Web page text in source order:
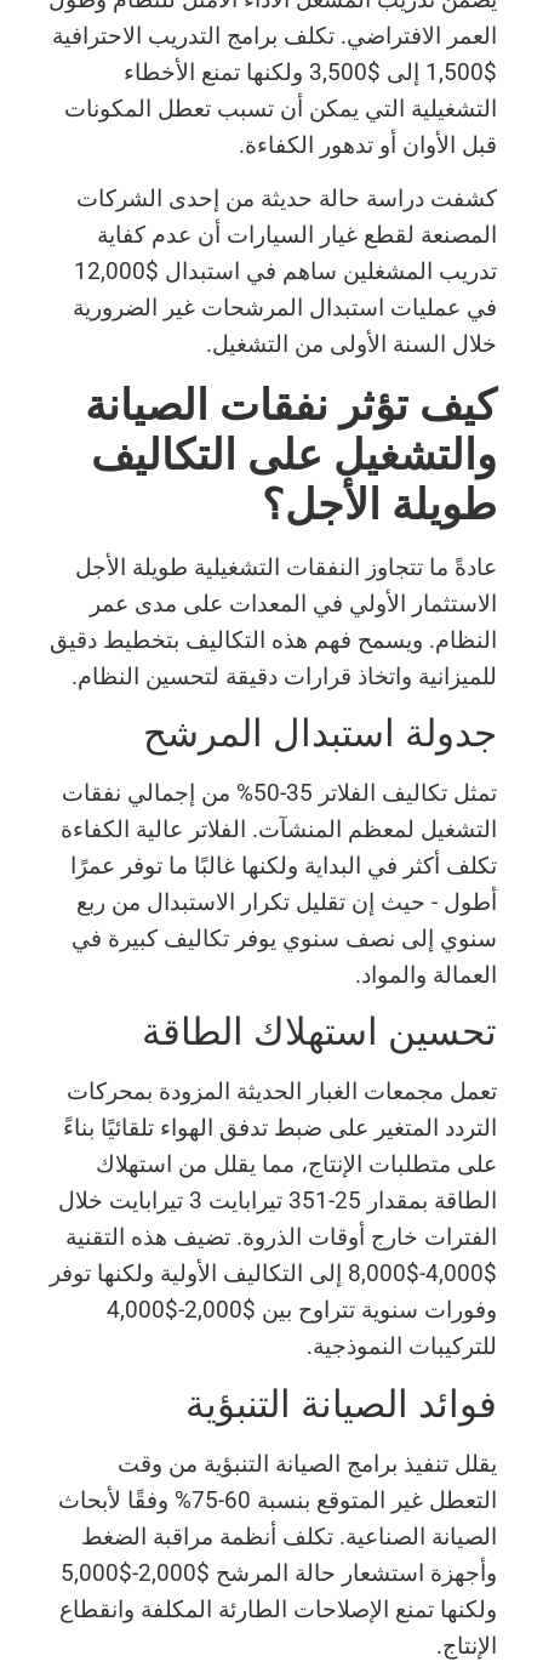
العمر الافتراضي. تكلف برامج التدريب الاحترافية
$1,500 إلى $3,500 ولكنها تمنع الأخطاء
التشغيلية التي يمكن أن تسبب تعطل المكونات
قبل الأوان أو تدهور الكفاءة.
كشفت دراسة حالة حديثة من إحدى الشركات
المصنعة لقطع غيار السيارات أن عدم كفاية
تدريب المشغلين ساهم في استبدال $12,000
في عمليات استبدال المرشحات غير الضرورية
خلال السنة الأولى من التشغيل.
كيف تؤثر نفقات الصيانة
والتشغيل على التكاليف
طويلة الأجل؟
عادةً ما تتجاوز النفقات التشغيلية طويلة الأجل
الاستثمار الأولي في المعدات على مدى عمر
النظام. ويسمح فهم هذه التكاليف بتخطيط دقيق
للميزانية واتخاذ قرارات دقيقة لتحسين النظام.
جدولة استبدال المرشح
تمثل تكاليف الفلاتر 35-50% من إجمالي نفقات
التشغيل لمعظم المنشآت. الفلاتر عالية الكفاءة
تكلف أكثر في البداية ولكنها غالبًا ما توفر عمرًا
أطول - حيث إن تقليل تكرار الاستبدال من ربع
سنوي إلى نصف سنوي يوفر تكاليف كبيرة في
العمالة والمواد.
تحسين استهلاك الطاقة
تعمل مجمعات الغبار الحديثة المزودة بمحركات
التردد المتغير على ضبط تدفق الهواء تلقائيًا بناءً
على متطلبات الإنتاج، مما يقلل من استهلاك
الطاقة بمقدار 25-351 تيرابايت 3 تيرابايت خلال
الفترات خارج أوقات الذروة. تضيف هذه التقنية
$4,000-$8,000 إلى التكاليف الأولية ولكنها توفر
وفورات سنوية تتراوح بين $2,000-$4,000
للتركيبات النموذجية.
فوائد الصيانة التنبؤية
يقلل تنفيذ برامج الصيانة التنبؤية من وقت
التعطل غير المتوقع بنسبة 60-75% وفقًا لأبحاث
الصيانة الصناعية. تكلف أنظمة مراقبة الضغط
وأجهزة استشعار حالة المرشح $2,000-$5,000
ولكنها تمنع الإصلاحات الطارئة المكلفة وانقطاع
الإنتاج.